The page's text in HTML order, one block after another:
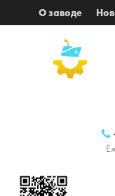
О заводе